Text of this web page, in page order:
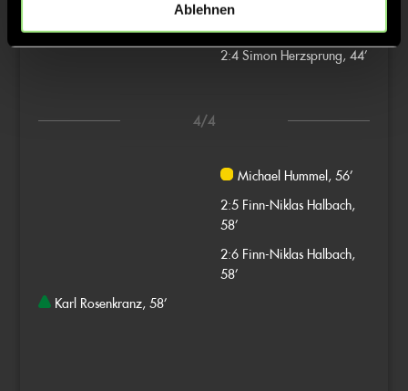
Ablehnen
2:3 Simon Herzsprung, 40’
2:4 Simon Herzsprung, 44’
4/4
Michael Hummel, 56’
2:5 Finn-Niklas Halbach,
58’
2:6 Finn-Niklas Halbach,
58’
Karl Rosenkranz, 58’